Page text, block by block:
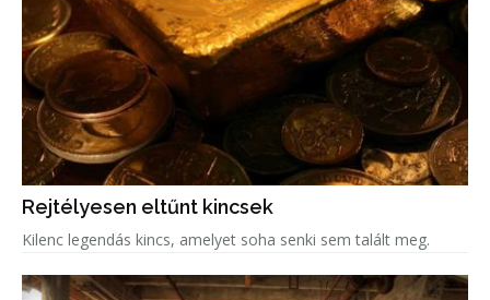
Rejtélyesen eltűnt kincsek
Kilenc legendás kincs, amelyet soha senki sem talált meg.